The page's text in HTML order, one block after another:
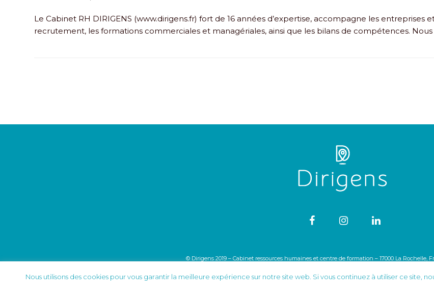
Le Cabinet RH DIRIGENS (www.dirigens.fr) fort de 16 années d’expertise, accompagne les entreprises
recrutement, les formations commerciales et managériales, ainsi que les bilans de compétences.
© Dirigens 2019 – Cabinet ressources humaines et centre de formation – 17000 La Rochelle,
Nous utilisons des cookies pour vous garantir la meilleure expérience sur notre site web. Si vous continuez à utiliser ce site,